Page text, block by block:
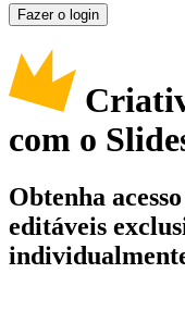
Fazer o login
com o
Obtenha
editáveis